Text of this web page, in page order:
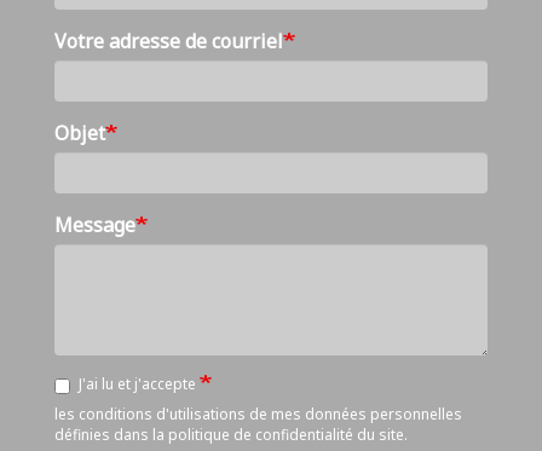
Votre adresse de courriel
Objet
Message
J'ai lu et j'accepte
les conditions d'utilisations de mes données personnelles
définies dans la politique de confidentialité du site.